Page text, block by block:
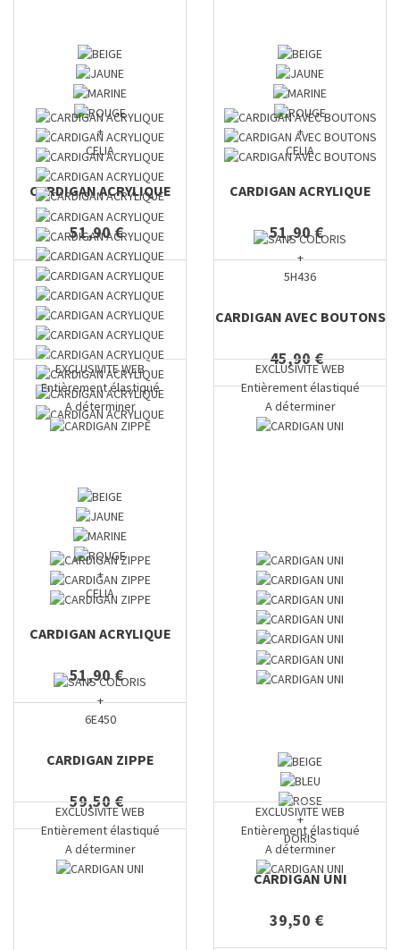
+
CELIA
CARDIGAN ACRYLIQUE
51,90 €
+
CELIA
CARDIGAN ACRYLIQUE
51,90 €
+
CELIA
CARDIGAN ACRYLIQUE
51,90 €
+
5H436
CARDIGAN AVEC BOUTONS
45,90 €
EXCLUSIVITE WEB
Entièrement élastiqué
A déterminer
+
6E450
CARDIGAN ZIPPE
59,50 €
EXCLUSIVITE WEB
Entièrement élastiqué
A déterminer
+
DORIS
CARDIGAN UNI
39,50 €
EXCLUSIVITE WEB
Entièrement élastiqué
A déterminer
EXCLUSIVITE WEB
Entièrement élastiqué
A déterminer